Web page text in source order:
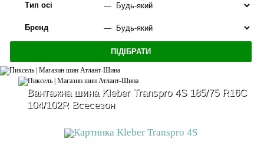
Тип осі
Бренд
Вантажна шина Kleber Transpro 4S 185/75 R16C
104/102R Всесезон